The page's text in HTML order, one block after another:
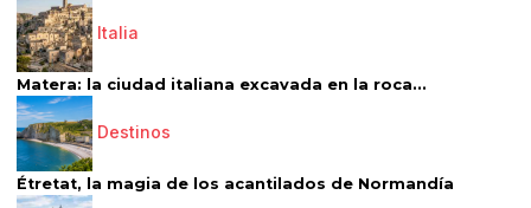
Italia
Matera: la ciudad italiana excavada en la roca...
Destinos
Étretat, la magia de los acantilados de Normandía